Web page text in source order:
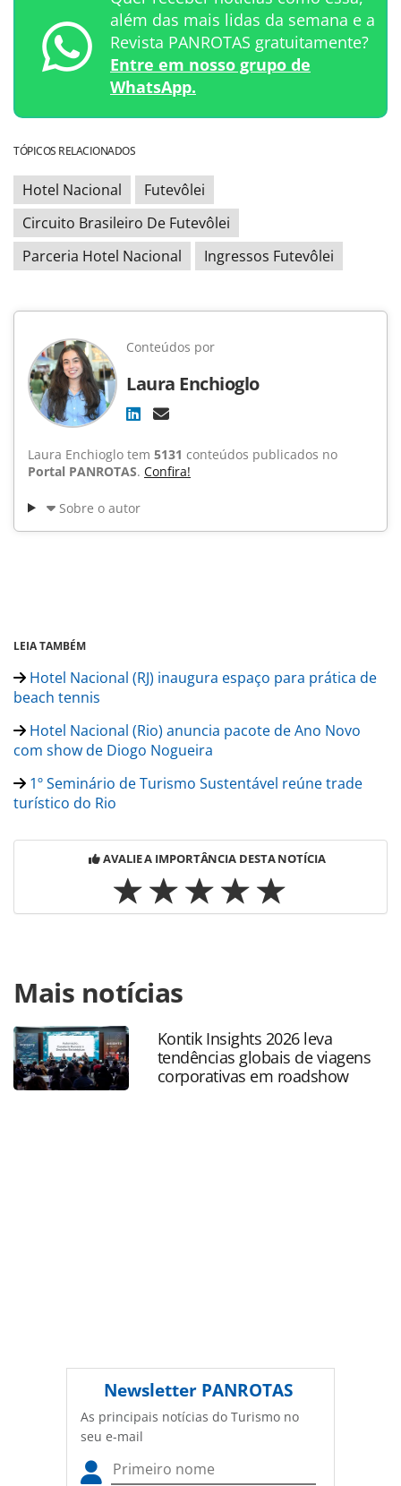
além das mais lidas da semana e a
Revista PANROTAS gratuitamente?
Entre em nosso grupo de
WhatsApp.
TÓPICOS RELACIONADOS
Hotel Nacional
Futevôlei
Circuito Brasileiro De Futevôlei
Parceria Hotel Nacional
Ingressos Futevôlei
Conteúdos por
Laura Enchioglo
Laura Enchioglo tem 5131 conteúdos publicados no
Portal PANROTAS. Confira!
Sobre o autor
LEIA TAMBÉM
Hotel Nacional (RJ) inaugura espaço para prática de
beach tennis
Hotel Nacional (Rio) anuncia pacote de Ano Novo
com show de Diogo Nogueira
1º Seminário de Turismo Sustentável reúne trade
turístico do Rio
AVALIE A IMPORTÂNCIA DESTA NOTÍCIA
https://www.panrotas.com.br/hotelaria/parcerias/2023/
nacional-rj-se-torna-parceiro-do-circuito-brasileiro-de-
futevolei_201574.html ou as ferramentas oferecidas na
página. Todo o conteúdo produzido pela PANROTAS
Editora é protegido pela legislação brasileira sobre direito
autoral. Não reproduza o conteúdo sem autorização da
Mais notícias
Kontik Insights 2026 leva
tendências globais de viagens
corporativas em roadshow
Newsletter PANROTAS
As principais notícias do Turismo no
seu e-mail